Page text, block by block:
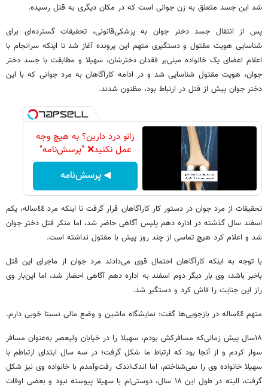
شد این جسد متعلق به زن جوانی است که در مکان دیگری به قتل رسیده.
پس از انتقال جسد دختر جوان به پزشکی‌قانونی، تحقیقات گسترده‌ای برای
شناسایی هویت مقتول و دستگیری متهم این پرونده آغاز شد تا اینکه سرانجام با
اعلام اعضای یک خانواده مبنی‌بر فقدان دخترشان، سهیلا و مطابقت با جسد دختر
جوان، هویت مقتول شناسایی شد و در ادامه کارآگاهان به مرد جوانی که با این
دختر جوان پیش از قتل در ارتباط بود، مظنون شدند.
زانو درد دارین؟ به هیچ وجه
عمل نکنید❌ "پرسش‌نامه"
◀ پرسش‌نامه
تحقیقات از مرد جوان در دستور کار کارآگاهان قرار گرفت تا اینکه مرد ٤٤ساله، یکم
اسفند سال گذشته در اداره دهم پلیس آگاهی حاضر شد، اما منکر قتل دختر جوان
شد و اعلام کرد هیچ تماسی از چند روز پیش با مقتول نداشته است.
با توجه به اینکه کارآگاهان احتمال قوی می‌دادند مرد جوان از ماجرای این قتل
باخبر باشد، وی بار دیگر دوم اسفند به اداره دهم آگاهی احضار شد، اما این‌بار وی
راز این جنایت را فاش کرد و دستگیر شد.
متهم ٤٤ساله در بازجویی‌ها گفت: نمایشگاه ماشین و وضع مالی نسبتا خوبی دارم.
١٨سال پیش زمانی‌که مسافرکش بودم، سهیلا را در خیابان ولیعصر به‌عنوان مسافر
سوار کردم و از آنجا بود که ارتباط ما شکل گرفت؛ در سه سال ابتدای ارتباطم با
سهیلا خانواده وی را نمی‌شناختم، اما اندک‌اندک رفت‌وآمدم با خانواده وی نیز شکل
گرفت، البته در طول این ١٨ سال، دوستی‌ام با سهیلا پیوسته نبود و بعضی اوقات